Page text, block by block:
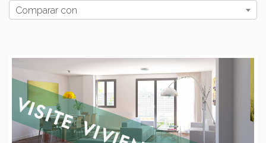
Comparar con